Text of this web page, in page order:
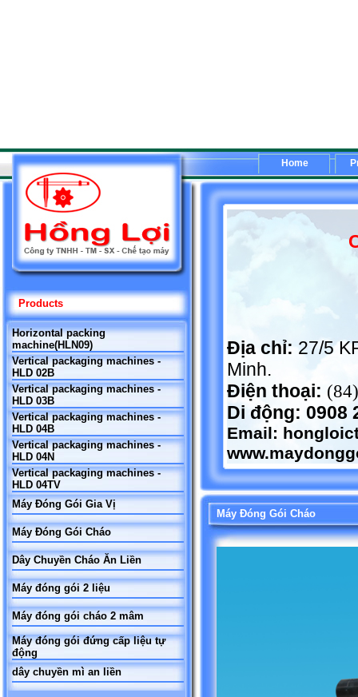
Home
Products
Horizontal packing
machine(HLN09)
Vertical packaging machines -
HLD 02B
Vertical packaging machines -
HLD 03B
Vertical packaging machines -
HLD 04B
Vertical packaging machines -
HLD 04N
Vertical packaging machines -
HLD 04TV
Máy Đóng Gói Gia Vị
Máy Đóng Gói Cháo
Dây Chuyền Cháo Ăn Liền
Máy đóng gói 2 liệu
Máy đóng gói cháo 2 mâm
Máy đóng gói đứng cấp liệu tự
động
dây chuyền mì an liền
Địa chỉ: 27/5
Minh.
Điện thoại:
Di động: 0908
Email:
Máy Đóng Gói Cháo